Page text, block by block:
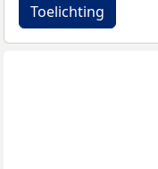
Toelichting